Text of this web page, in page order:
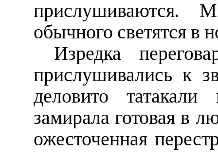
прислушиваются.
обычного светятся в
Изредка
прислушивались к
деловито
замирала готовая в
ожесточенная